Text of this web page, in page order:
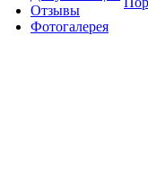
Отзывы
Фотогалерея